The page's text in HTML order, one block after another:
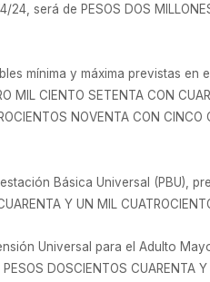
será de PESOS DOS
mínima y máxima previstas
MIL CIENTO SETENTA CON
NOVENTA CON
Básica Universal (PBU),
Y UN MIL
Universal para el Adulto
DOSCIENTOS CUARENTA Y